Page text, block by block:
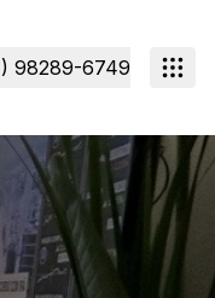
98289-6749